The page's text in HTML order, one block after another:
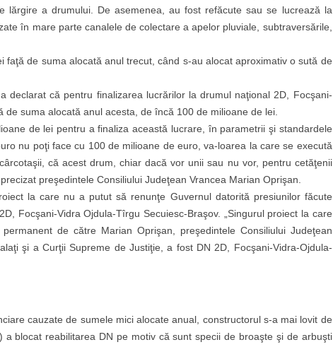
lărgire a drumului. De asemenea, au fost refăcute sau se lucrează la
în mare parte canalele de colectare a apelor pluviale, subtraversările,
de suma alocată anul trecut, când s-au alocat aproximativ o sută de
declarat că pentru finalizarea lucrărilor la drumul naţional 2D, Focşani-
suma alocată anul acesta, de încă 100 de milioane de lei.
de lei pentru a finaliza această lucrare, în parametrii şi standardele
nu poţi face cu 100 de milioane de euro, va-loarea la care se execută
că acest drum, chiar dacă vor unii sau nu vor, pentru cetăţenii
preşedintele Consiliului Judeţean Vrancea Marian Oprişan.
la care nu a putut să renunţe Guvernul datorită presiunilor făcute
Focşani-Vidra Ojdula-Tîrgu Secuiesc-Braşov. „Singurul proiect la care
de către Marian Oprişan, preşedintele Consiliului Judeţean
şi a Curţii Supreme de Justiţie, a fost DN 2D, Focşani-Vidra-Ojdula-
cauzate de sumele mici alocate anual, constructorul s-a mai lovit de
blocat reabilitarea DN pe motiv că sunt specii de broaşte şi de arbuşti